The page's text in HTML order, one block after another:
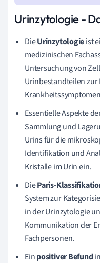
Urinzytologie -
DieUrinzytologieist
medizinischen
Untersuchung von
Urinbestandteilen
Essentielle Aspekte
Sammlung und
Urins für die
Identifikation und
Kristalle im Urin ein.
DieParis-
System zur
in der Urinzytologie
Kommunikation der
Fachpersonen.
Einpositiver Befund